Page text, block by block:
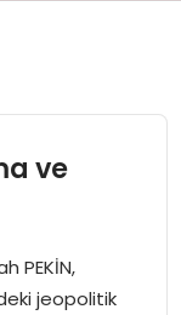
ve
PEKİN,
jeopolitik